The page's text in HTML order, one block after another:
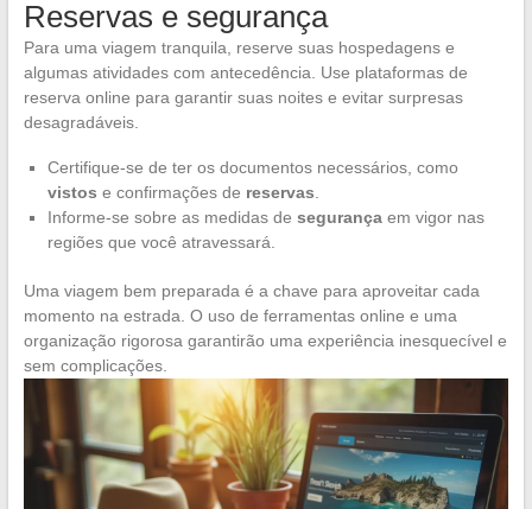
Reservas e segurança
Para uma viagem tranquila, reserve suas hospedagens e
algumas atividades com antecedência. Use plataformas de
reserva online para garantir suas noites e evitar surpresas
desagradáveis.
Certifique-se de ter os documentos necessários, como
vistos e confirmações de reservas
Informe-se sobre as medidas de segurançaem vigor nas
regiões que você atravessará.
Uma viagem bem preparada é a chave para aproveitar cada
momento na estrada. O uso de ferramentas online e uma
organização rigorosa garantirão uma experiência inesquecível e
sem complicações.